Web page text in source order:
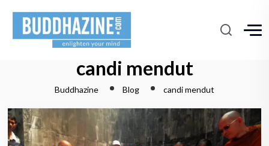
candi mendut
Buddhazine Blog candi mendut